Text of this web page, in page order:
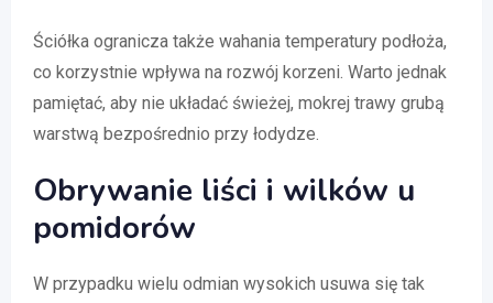
Ściółka ogranicza także wahania temperatury podłoża,
co korzystnie wpływa na rozwój korzeni. Warto jednak
pamiętać, aby nie układać świeżej, mokrej trawy grubą
warstwą bezpośrednio przy łodydze.
Obrywanie liści i wilków u
pomidorów
W przypadku wielu odmian wysokich usuwa się tak